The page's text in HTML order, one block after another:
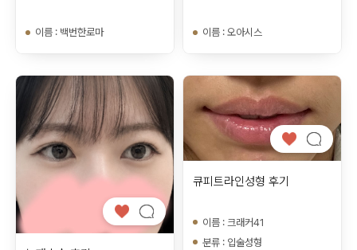
이름 : 백번한로마 이름 : 오아시스
큐피트라인성형 후기
이름 : 크래커41
분류 : 입술성형